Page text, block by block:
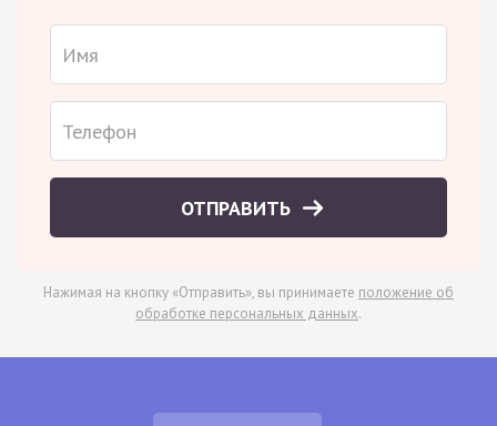
ОТПРАВИТЬ
Нажимая на кнопку «Отправить», вы принимаете положение об
обработке персональных данных.